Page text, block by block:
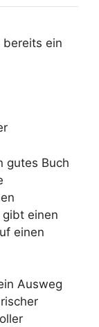
ein
gutes Buch
einen
einen
Ausweg